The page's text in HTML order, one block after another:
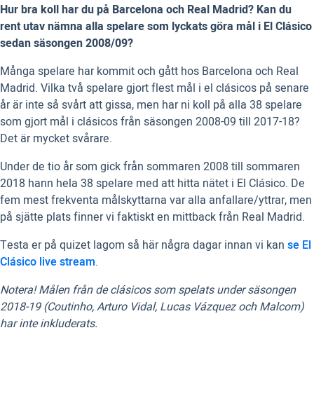
Hur bra koll har du på Barcelona och Real Madrid? Kan du
rent utav nämna alla spelare som lyckats göra mål i El Clásico
sedan säsongen 2008/09?
Många spelare har kommit och gått hos Barcelona och Real
Madrid. Vilka två spelare gjort flest mål i el clásicos på senare
år är inte så svårt att gissa, men har ni koll på alla 38 spelare
som gjort mål i clásicos från säsongen 2008-09 till 2017-18?
Det är mycket svårare.
Under de tio år som gick från sommaren 2008 till sommaren
2018 hann hela 38 spelare med att hitta nätet i El Clásico. De
fem mest frekventa målskyttarna var alla anfallare/yttrar, men
på sjätte plats finner vi faktiskt en mittback från Real Madrid.
Testa er på quizet lagom så här några dagar innan vi kan se El
Clásico live stream.
Notera! Målen från de clásicos som spelats under säsongen
2018-19 (Coutinho, Arturo Vidal, Lucas Vázquez och Malcom)
har inte inkluderats.